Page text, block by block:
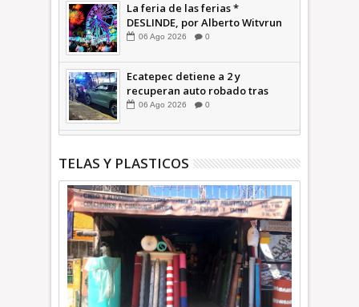
La feria de las ferias *
DESLINDE, por Alberto Witvrun
06 Ago 2026 0
Ecatepec detiene a 2 y
recuperan auto robado tras
operativo con Tecámac +Video
06 Ago 2026 0
TELAS Y PLASTICOS